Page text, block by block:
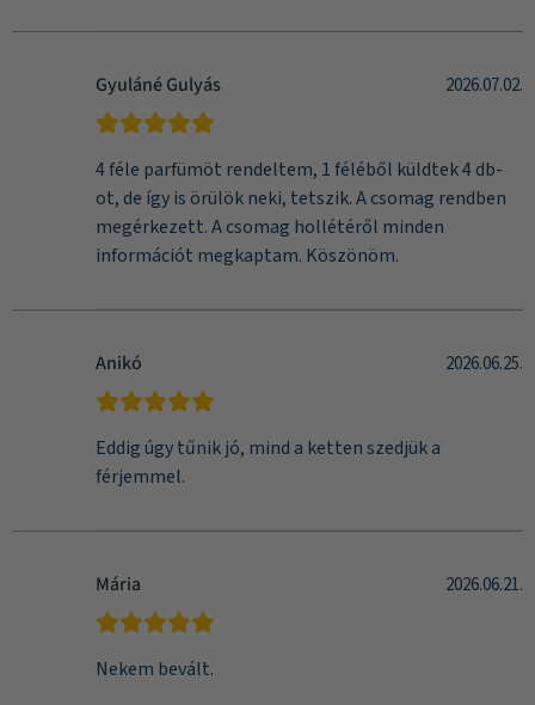
Gyuláné Gulyás 2026.07.02.
4 féle parfümöt rendeltem, 1 féléből küldtek 4 db-
ot, de így is örülök neki, tetszik. A csomag rendben
megérkezett. A csomag hollétéről minden
információt megkaptam. Köszönöm.
Anikó 2026.06.25.
Eddig úgy tűnik jó, mind a ketten szedjük a
férjemmel.
Mária 2026.06.21.
Nekem bevált.